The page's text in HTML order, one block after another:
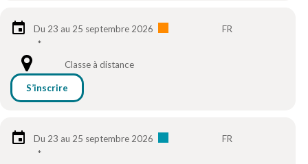
Du 23 au 25 septembre 2026
*
FR
Classe à distance
S’inscrire
Du 23 au 25 septembre 2026
*
FR